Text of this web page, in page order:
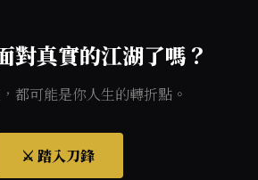
對真實的江湖了嗎？
都可能是你人生的轉折點。
⚔️ 踏入刀鋒